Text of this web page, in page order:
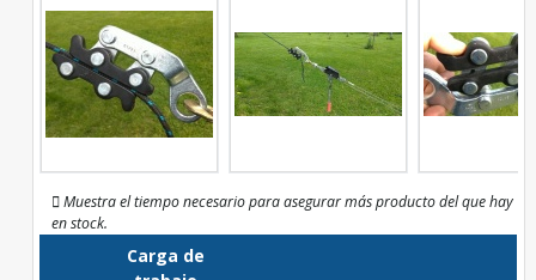
Muestra el tiempo necesario para asegurar más producto del que hay
en stock.
Carga de